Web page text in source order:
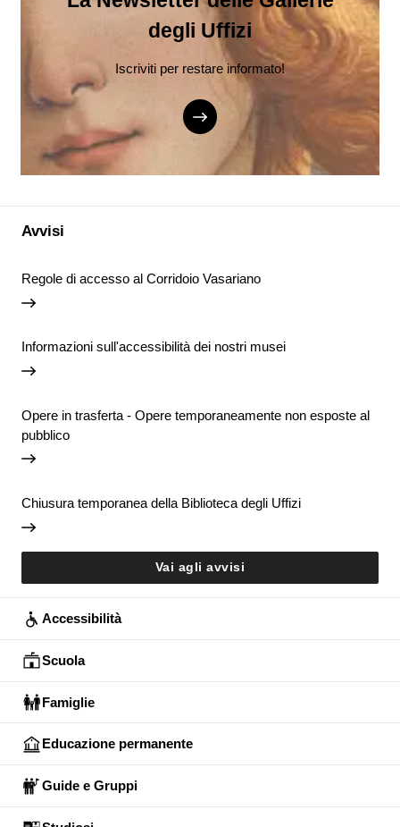
degli Uffizi
Iscriviti per restare informato!
Avvisi
Regole di accesso al Corridoio Vasariano
Informazioni sull'accessibilità dei nostri musei
Opere in trasferta - Opere temporaneamente non esposte al
pubblico
Chiusura temporanea della Biblioteca degli Uffizi
Vai agli avvisi
Accessibilità
Scuola
Famiglie
Educazione permanente
Guide e Gruppi